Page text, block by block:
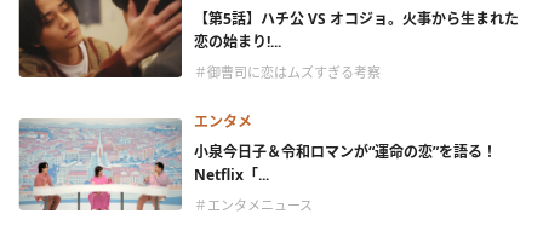
【第5話】ハチ公 VS オコジョ。火事から生まれた
恋の始まり!...
＃御曹司に恋はムズすぎる考察
エンタメ
小泉今日子＆令和ロマンが“運命の恋”を語る！
Netflix「...
＃エンタメニュース